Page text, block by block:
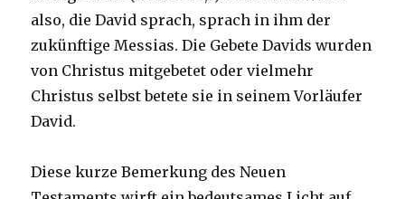
also, die David sprach, sprach in ihm der
zukünftige Messias. Die Gebete Davids wurden
von Christus mitgebetet oder vielmehr
Christus selbst betete sie in seinem Vorläufer
David.
Diese kurze Bemerkung des Neuen